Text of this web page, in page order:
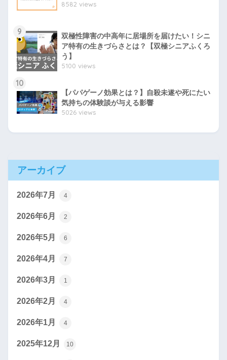
8582 views
9
双極性障害の中高年に居場所を届けたい！シニ
ア特有の生きづらさとは？【双極シニアふくろ
う】
5100 views
10
【パパゲーノ効果とは？】自殺未遂や死にたい
気持ちの体験談が与える影響
5026 views
アーカイブ
2026年7月 4
2026年6月 2
2026年5月 6
2026年4月 7
2026年3月 1
2026年2月 4
2026年1月 4
2025年12月 10